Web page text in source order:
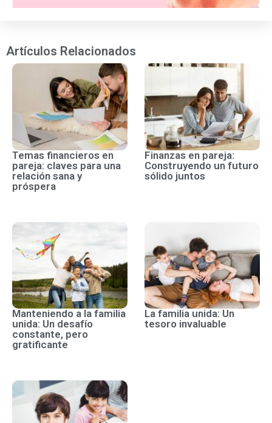
Artículos Relacionados
Temas financieros en
pareja: claves para una
relación sana y
próspera
Finanzas en pareja:
Construyendo un futuro
sólido juntos
Manteniendo a la familia
unida: Un desafío
constante, pero
gratificante
La familia unida: Un
tesoro invaluable